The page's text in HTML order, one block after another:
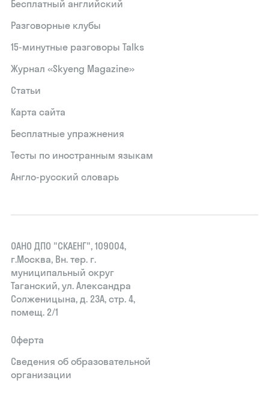
Бесплатный английский
Разговорные клубы
15‑минутные разговоры Talks
Журнал «Skyeng Magazine»
Статьи
Карта сайта
Бесплатные упражнения
Тесты по иностранным языкам
Англо-русский словарь
ОАНО ДПО "СКАЕНГ", 109004,
г.Москва, Вн. тер. г.
муниципальный округ
Таганский, ул. Александра
Солженицына, д. 23А, стр. 4,
помещ. 2/1
Оферта
Сведения об образовательной
организации